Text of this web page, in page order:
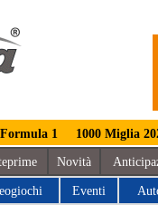
Formula 1 1000 Miglia
Novità
Eventi